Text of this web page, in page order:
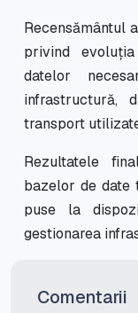
Recensământul
privind
datelor
infrastructură,
transport
Rezultatele
bazelor de date
puse la
gestionarea
Comentarii